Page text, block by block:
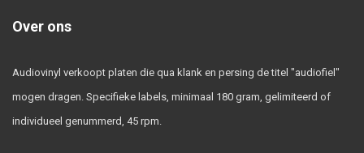
Over ons
Audiovinyl verkoopt platen die qua klank en persing de titel "audiofiel"
mogen dragen. Specifieke labels, minimaal 180 gram, gelimiteerd of
individueel genummerd, 45 rpm.